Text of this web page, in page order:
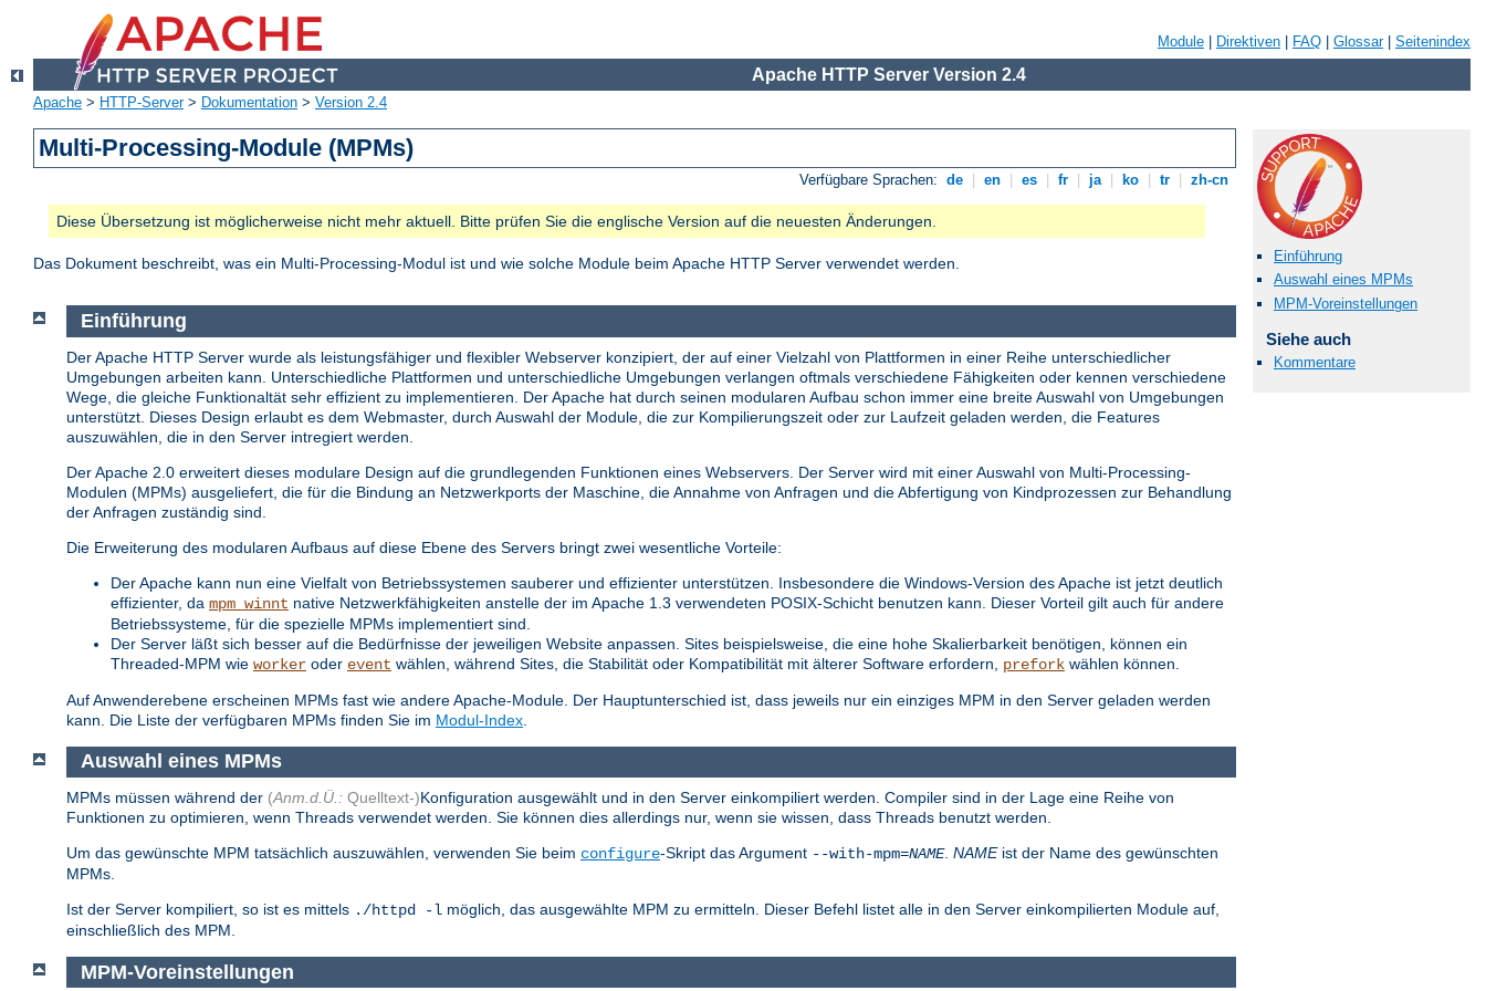
Module Direktiven FAQ Glossar| Seitenindex
Apache HTTP Server Version 2.4
Apache > HTTP-Server> Dokumentation > Version 2.4
Multi-Processing-Module (MPMs)
Verfügbare Sprachen: de en es fr ja ko tr zh-cn
Diese Übersetzung ist möglicherweise nicht mehr aktuell. Bitte prüfen Sie die englische Version auf die neuesten Änderungen.
Das Dokument beschreibt, was ein Multi-Processing-Modul ist und wie solche Module beim Apache HTTP Server verwendet werden.
Einführung
Auswahl eines MPMs
MPM-Voreinstellungen
Siehe auch
Kommentare
Einführung
Der Apache HTTP Server wurde als leistungsfähiger und flexibler Webserver konzipiert, der auf einer Vielzahl von Plattformen in einer Reihe unterschiedlicher
Umgebungen arbeiten kann. Unterschiedliche Plattformen und unterschiedliche Umgebungen verlangen oftmals verschiedene Fähigkeiten oder kennen verschiedene
Wege, die gleiche Funktionaltät sehr effizient zu implementieren. Der Apache hat durch seinen modularen Aufbau schon immer eine breite Auswahl von Umgebungen
unterstützt. Dieses Design erlaubt es dem Webmaster, durch Auswahl der Module, die zur Kompilierungszeit oder zur Laufzeit geladen werden, die Features
auszuwählen, die in den Server intregiert werden.
Der Apache 2.0 erweitert dieses modulare Design auf die grundlegenden Funktionen eines Webservers. Der Server wird mit einer Auswahl von Multi-Processing-
Modulen (MPMs) ausgeliefert, die für die Bindung an Netzwerkports der Maschine, die Annahme von Anfragen und die Abfertigung von Kindprozessen zur Behandlung
der Anfragen zuständig sind.
Die Erweiterung des modularen Aufbaus auf diese Ebene des Servers bringt zwei wesentliche Vorteile:
Der Apache kann nun eine Vielfalt von Betriebssystemen sauberer und effizienter unterstützen. Insbesondere die Windows-Version des Apache ist jetzt deutlich
effizienter, da mpm_winnt native Netzwerkfähigkeiten anstelle der im Apache 1.3 verwendeten POSIX-Schicht benutzen kann. Dieser Vorteil gilt auch für andere
Betriebssysteme, für die spezielle MPMs implementiert sind.
Der Server läßt sich besser auf die Bedürfnisse der jeweiligen Website anpassen. Sites beispielsweise, die eine hohe Skalierbarkeit benötigen, können ein
Threaded-MPM wie worker oder event wählen, während Sites, die Stabilität oder Kompatibilität mit älterer Software erfordern, prefork wählen können.
Auf Anwenderebene erscheinen MPMs fast wie andere Apache-Module. Der Hauptunterschied ist, dass jeweils nur ein einziges MPM in den Server geladen werden
kann. Die Liste der verfügbaren MPMs finden Sie im Modul-Index
Auswahl eines MPMs
MPMs müssen während der (Anm.d.Ü.: Quelltext-)Konfiguration ausgewählt und in den Server einkompiliert werden. Compiler sind in der Lage eine Reihe von
Funktionen zu optimieren, wenn Threads verwendet werden. Sie können dies allerdings nur, wenn sie wissen, dass Threads benutzt werden.
Um das gewünschte MPM tatsächlich auszuwählen, verwenden Sie beim configure-Skript das Argument --with-mpm=NAME. NAMEist der Name des gewünschten
MPMs.
Ist der Server kompiliert, so ist es mittels ./httpd -l möglich, das ausgewählte MPM zu ermitteln. Dieser Befehl listet alle in den Server einkompilierten Module auf,
einschließlich des MPM.
MPM-Voreinstellungen